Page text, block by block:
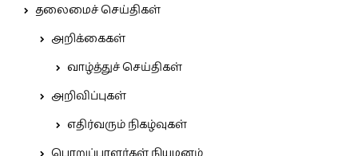
தலைமைச் செய்திகள்
அறிக்கைகள்
வாழ்த்துச் செய்திகள்
அறிவிப்புகள்
எதிர்வரும் நிகழ்வுகள்